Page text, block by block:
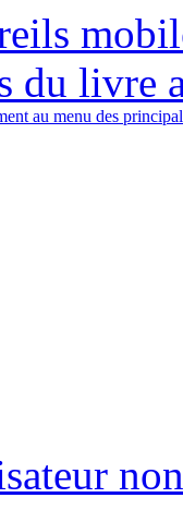
du livre
au menu des